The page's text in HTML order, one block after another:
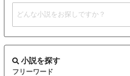
小説を探す
フリーワード